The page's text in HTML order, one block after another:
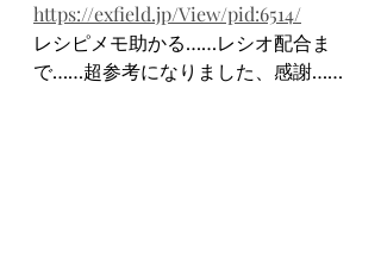
https://exfield.jp/View/pid:6514/
レシピメモ助かる……レシオ配合ま
で……超参考になりました、感謝……